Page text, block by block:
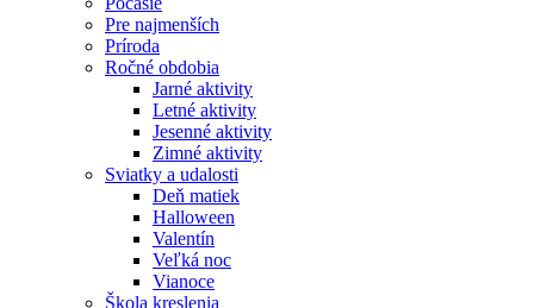
Pre najmenších
Príroda
Ročné obdobia
Jarné aktivity
Letné aktivity
Jesenné aktivity
Zimné aktivity
Sviatky a udalosti
Deň matiek
Halloween
Valentín
Veľká noc
Vianoce
Škola kreslenia